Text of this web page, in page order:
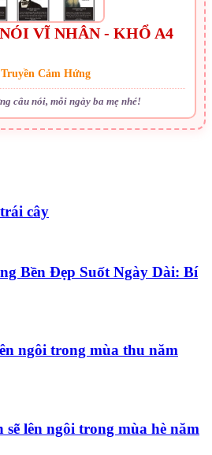
VĨ NHÂN - KHỔ A4
Cảm Hứng
câu nói, mỗi ngày ba mẹ nhé!
cây
Bền Đẹp Suốt Ngày Dài: Bí
ngôi trong mùa thu năm
lên ngôi trong mùa hè năm